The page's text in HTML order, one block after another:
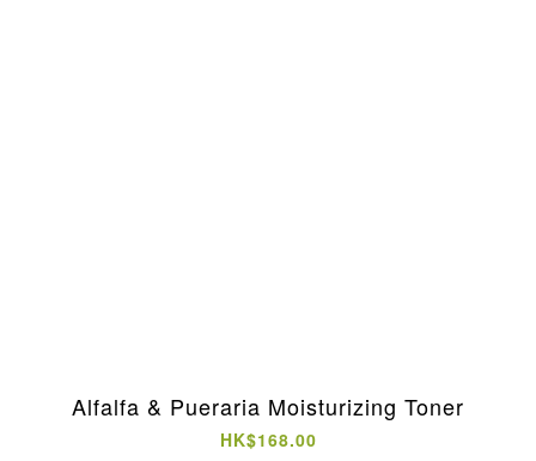
Alfalfa & Pueraria Moisturizing Toner
HK$168.00